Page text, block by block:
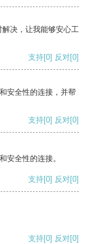
决，让我能够安心工
支持[0] 反对[0]
安全性的连接，并帮
支持[0] 反对[0]
安全性的连接。
支持[0] 反对[0]
支持[0] 反对[0]